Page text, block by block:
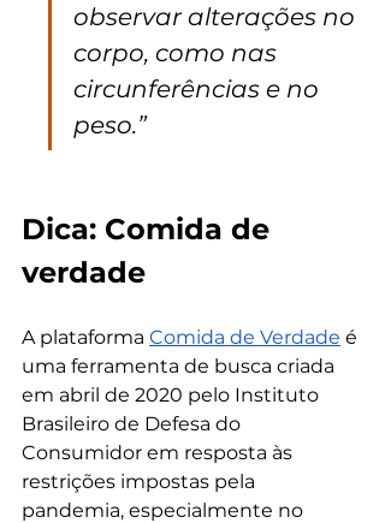
observar alterações no
corpo, como nas
circunferências e no
peso.”
Dica: Comida de
verdade
A plataforma Comida de Verdade é
uma ferramenta de busca criada
em abril de 2020 pelo Instituto
Brasileiro de Defesa do
Consumidor em resposta às
restrições impostas pela
pandemia, especialmente no